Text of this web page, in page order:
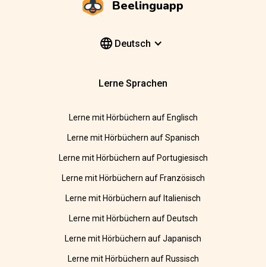
Beelinguapp
Deutsch
Lerne Sprachen
Lerne mit Hörbüchern auf Englisch
Lerne mit Hörbüchern auf Spanisch
Lerne mit Hörbüchern auf Portugiesisch
Lerne mit Hörbüchern auf Französisch
Lerne mit Hörbüchern auf Italienisch
Lerne mit Hörbüchern auf Deutsch
Lerne mit Hörbüchern auf Japanisch
Lerne mit Hörbüchern auf Russisch